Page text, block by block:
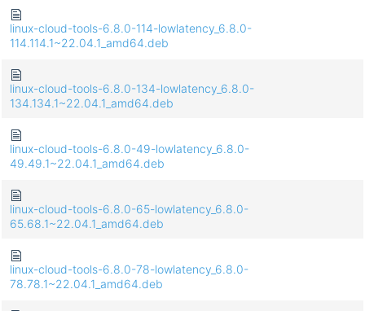
linux-cloud-tools-6.8.0-114-lowlatency_6.8.0-
114.114.1~22.04.1_amd64.deb
linux-cloud-tools-6.8.0-134-lowlatency_6.8.0-
134.134.1~22.04.1_amd64.deb
linux-cloud-tools-6.8.0-49-lowlatency_6.8.0-
49.49.1~22.04.1_amd64.deb
linux-cloud-tools-6.8.0-65-lowlatency_6.8.0-
65.68.1~22.04.1_amd64.deb
linux-cloud-tools-6.8.0-78-lowlatency_6.8.0-
78.78.1~22.04.1_amd64.deb